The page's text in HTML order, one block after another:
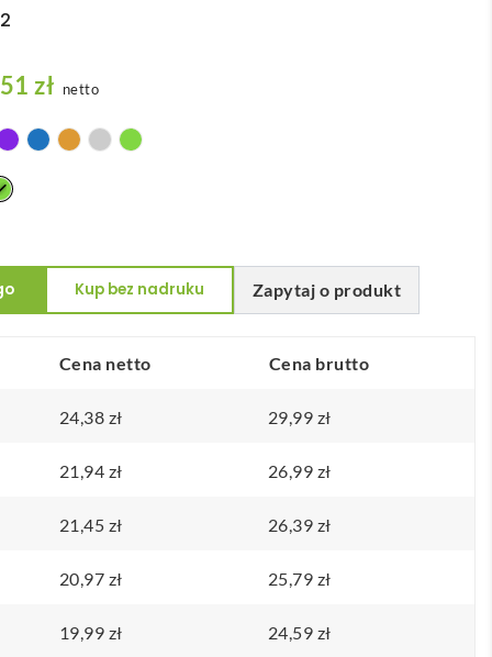
złZ
k
e
o
2
8
z
d
netto
Zapytaj o produkt
Kup bez nadruku
Cena netto Cena brutto
24,38 zł 29,99 zł
21,94 zł 26,99 zł
21,45 zł 26,39 zł
20,97 zł 25,79 zł
19,99 zł 24,59 zł